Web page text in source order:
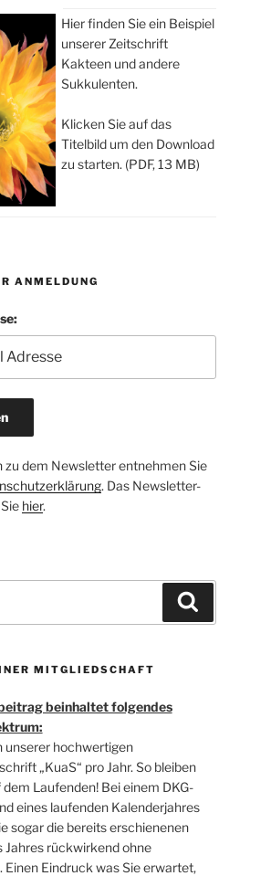
Hier finden Sie ein Beispiel
unserer Zeitschrift
Kakteen und andere
Sukkulenten.
Klicken Sie auf das
Titelbild um den Download
zu starten. (PDF, 13 MB)
ANMELDUNG
zu dem Newsletter entnehmen Sie
. Das Newsletter-
hier.
MITGLIEDSCHAFT
beinhaltet folgendes
unserer hochwertigen
„KuaS“ pro Jahr. So bleiben
Laufenden! Bei einem DKG-
eines laufenden Kalenderjahres
sogar die bereits erschienenen
Jahres rückwirkend ohne
Einen Eindruck was Sie erwartet,